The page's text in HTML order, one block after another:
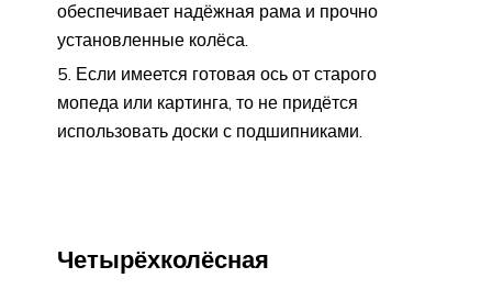
обеспечивает надёжная рама и прочно
установленные колёса.
Если имеется готовая ось от старого
мопеда или картинга, то не придётся
использовать доски с подшипниками.
Четырёхколёсная